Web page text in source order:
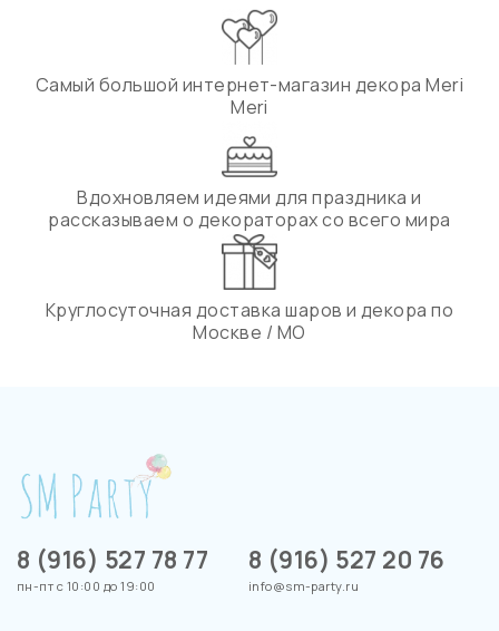
Самый большой интернет-магазин декора Meri
Meri
Вдохновляем идеями для праздника и
рассказываем о декораторах со всего мира
Круглосуточная доставка шаров и декора по
Москве / МО
8 (916) 527 78 77
пн-пт с 10:00 до 19:00
8 (916) 527 20 76
info@sm-party.ru